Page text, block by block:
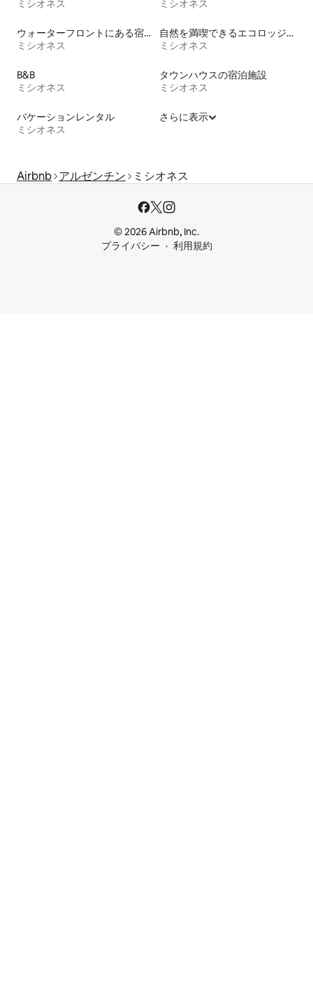
ミシオネス ミシオネス
ウォーターフロントにある宿泊施設
ミシオネス
自然を満喫できるエコロッジの宿泊施設
ミシオネス
B&B
ミシオネス
タウンハウスの宿泊施設
ミシオネス
バケーションレンタル
ミシオネス
さらに表示
Airbnb アルゼンチン ミシオネス
© 2026 Airbnb, Inc.
プライバシー
利用規約